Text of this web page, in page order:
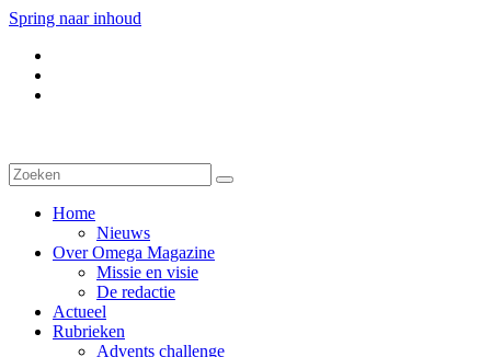
Spring naar inhoud
Home
Nieuws
Over Omega Magazine
Missie en visie
De redactie
Actueel
Rubrieken
Advents challenge